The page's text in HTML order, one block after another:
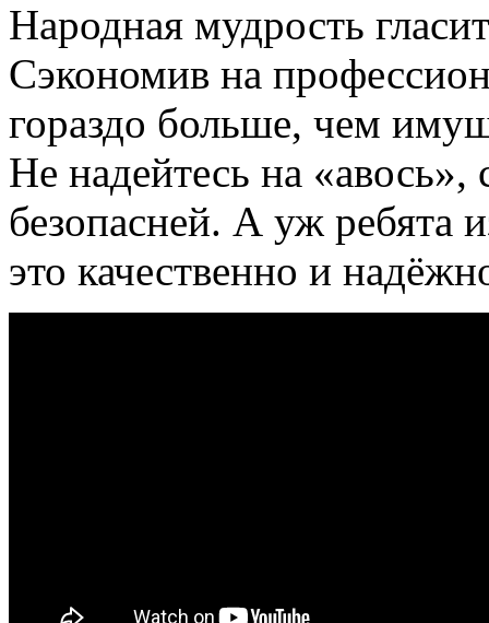
Народная мудрость
Сэкономив на
гораздо больше, чем
Не надейтесь на
безопасней. А уж ребята
это качественно и